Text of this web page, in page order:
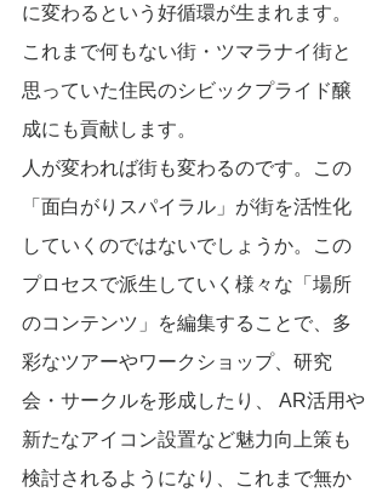
に変わるという好循環が生まれます。
これまで何もない街・ツマラナイ街と
思っていた住民のシビックプライド醸
成にも貢献します。
人が変われば街も変わるのです。この
「面白がりスパイラル」が街を活性化
していくのではないでしょうか。この
プロセスで派生していく様々な「場所
のコンテンツ」を編集することで、多
彩なツアーやワークショップ、研究
会・サークルを形成したり、 AR活用や
新たなアイコン設置など魅力向上策も
検討されるようになり、これまで無か